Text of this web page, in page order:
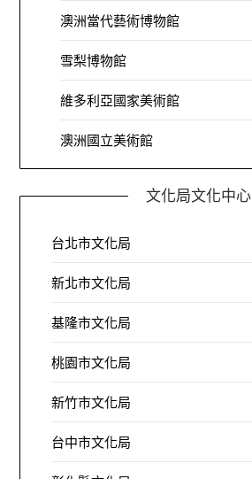
澳洲當代藝術博物館
雪梨博物館
維多利亞國家美術館
澳洲國立美術館
文化局文化中心
台北市文化局
新北市文化局
基隆市文化局
桃園市文化局
新竹市文化局
台中市文化局